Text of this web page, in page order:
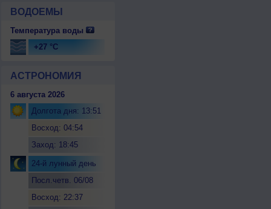
ВОДОЕМЫ
Температура воды
+27 °C
АСТРОНОМИЯ
6 августа 2026
Долгота дня: 13:51
Восход: 04:54
Заход: 18:45
24-й лунный день
Посл.четв. 06/08
Восход: 22:37